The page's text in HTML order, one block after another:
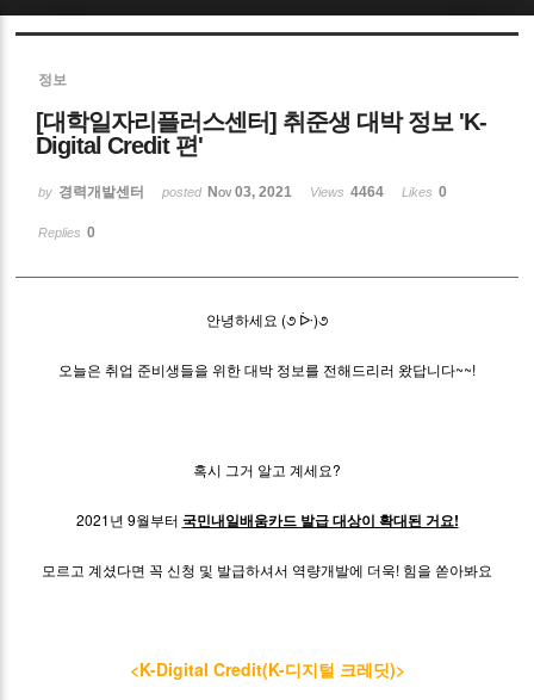
정보
[대학일자리플러스센터] 취준생 대박 정보 'K-
Digital Credit 편'
by 경력개발센터 posted Nov 03, 2021 Views 4464 Likes 0
Replies 0
안녕하세요 (૭ ᐕ)૭
오늘은 취업 준비생들을 위한 대박 정보를 전해드리러 왔답니다~~!
혹시 그거 알고 계세요?
2021년 9월부터 국민내일배움카드 발급 대상이 확대된 거요!
모르고 계셨다면 꼭 신청 및 발급하셔서 역량개발에 더욱! 힘을 쏟아봐요
<K-Digital Credit(K-디지털 크레딧)>
Sketchbook5, 스케치북5
Sketchbook5, 스케치북5